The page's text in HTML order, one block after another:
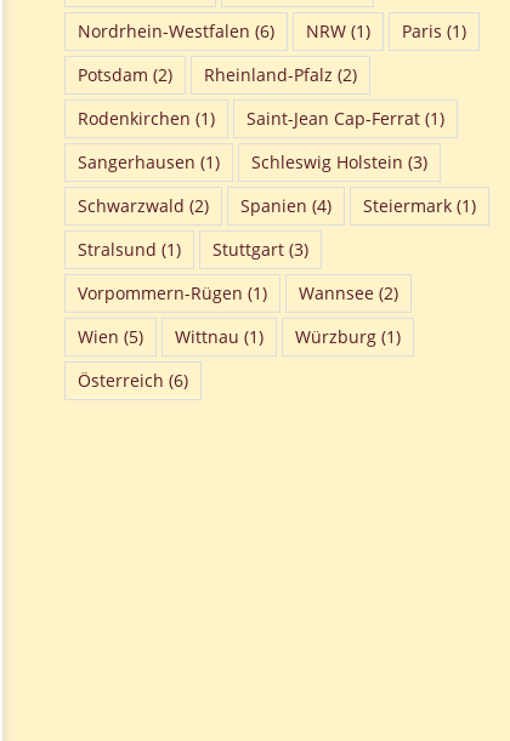
Nordrhein-Westfalen (6) NRW(1) Paris (1)
Potsdam (2) Rheinland-Pfalz (2)
Rodenkirchen (1) Saint-Jean Cap-Ferrat(1)
Sangerhausen (1) Schleswig Holstein (3)
Schwarzwald (2) Spanien (4) Steiermark(1)
Stralsund (1) Stuttgart(3)
Vorpommern-Rügen (1) Wannsee(2)
Wien (5) Wittnau (1) Würzburg(1)
Österreich (6)